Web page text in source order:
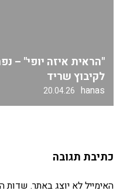
"הראית איזה יופי" –
לקיבוץ שריד
hanas
20.04.26
כתיבת תגובה
האימייל לא יוצג באתר. שדות